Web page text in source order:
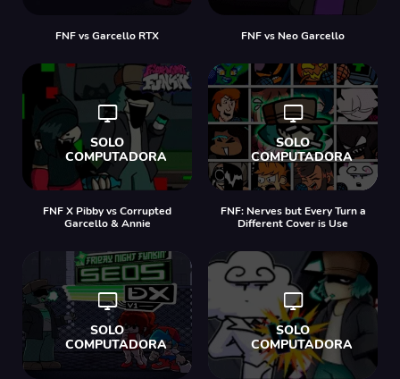
FNF vs Garcello RTX FNF vs Neo Garcello
FNF X Pibby vs Corrupted
Garcello & Annie
FNF: Nerves but Every Turn a
Different Cover is Use